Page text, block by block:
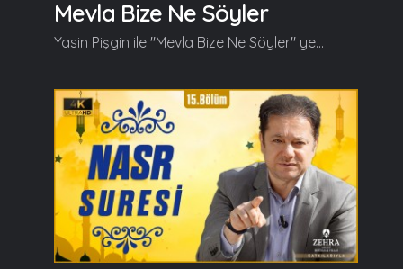
Mevla Bize Ne Söyler
Yasin Pişgin ile "Mevla Bize Ne Söyler" yeni bölümüyle kaldığı yerden devam ediyor. Yasin Pişgin bu bölümde Tebbet Suresi'nin tefsirini anlattı. Yasin Pişgin bu bölümün başlangıcında şunları söyledi; Aziz ve sevgili dostlarımız inşallah bu gün Peygamber Efendimiz'in (s.a.v) amcasından bahseden, Ebu Leheb'i anlatan, Ebu Leheb gibileri anlatan Tebbet Suresi'nden inşallah bahsedeceğiz. Peygamber Efendimiz, nübüvvet kendisine geldiğinde Peygamber Efendimiz bir müddet gizli bir davet dönemi geçirdi ve daha sonra Allah (c.c) Peygamber Efendimize davetini açığa vurmasını ve özellikler yakın akrabalarına islamı tebliğ etmesini emretti ve yakın akrabalarını, aşiretini uyar buyurdu Peygamber Efendimize... Allah böyle emredince Peygamber Efendimiz akrabalarını, tanıdıklarını safa tepesinin etrafında topladı ve aslında hepimizin bildiği o meşhur hitabını gerçekleştirdi Efendimiz orada ve buyurdu ki; "Şimdi ben desem ki; Şu dağın arkasında bir ordu var ve bir vakit apansız bir şekilde size bir baskın yapacaklar, beni tasdikler misiniz?" dediğinde, onlar tek bir ağızdan "Evet, biz seni tasdikleriz çünkü biz senden şimdiye kadar hiç bir şekilde yalana şahitlik etmedik!" dediler... Olay devam edecek ama burada bir parantez açarak şunu ifade etmem gerekiyor, bu o kadar mühim bir şeydir ki şimdi Peygamber Efendimiz (s.a.v) ben Peygamberim dediğinde şair dediler, kain dediler, sihirbaz dediler, mecnun dediler ama Peygamber demediler bunun üzerine Allah (c.c) bir ayet indirdi, buyurdu ki; "Dedi ki onlara; Sana şair, sihirbaz, kain diyen ama Peygamber demeyenlere de ki; Eğer Allah isteseydi ben bu ayetleri sizlere okumazdım ve size de Allah bildirmezdi o zaman hakikati, hakkı. De ki onlara; Ben size, Ben Peygamberim demeden önce içinizde bir ömür kaldım, bana Muhammed'ul Emin diyordunuz ya, şimdi ne oldu?" Tefsirin devamı videoda... Ramazan güzeldir, Beraber güzelleşelim...